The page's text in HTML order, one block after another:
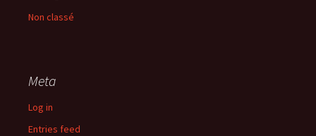
Non classé
Meta
Log in
Entries feed